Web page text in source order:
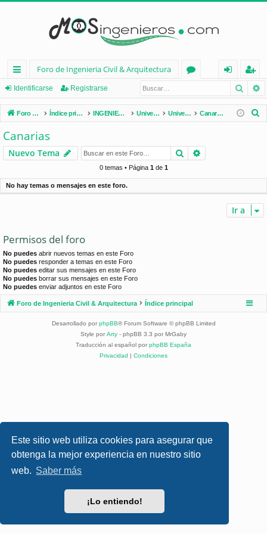
Este sitio web utiliza cookies para asegurar que
obtenga la mejor experiencia en nuestro sitio
web. Saber más
¡Lo entiendo!
nl
ac
es
rá
pi
d
Foro de Ingenieria Civil & Arquitectura
os
nt
ifi
e
eg
ist
ra
Identificarse Registrarse
Foro de Ingenieria Civil & Arquitectura Índice principal INGENIERÍA CIVIL (España) Universidades de España Universidades por Comunidades Canarias
r
Canarias
Nuevo Tema Buscar
0 temas • Página 1de 1
No hay temas o mensajes en este foro.
Ir a
Permisos del foro
No puedes abrir nuevos temas en este Foro
No puedes responder a temas en este Foro
No puedes editar sus mensajes en este Foro
No puedes borrar sus mensajes en este Foro
No puedes enviar adjuntos en este Foro
Foro de Ingenieria Civil & Arquitectura Índice principal
Desarrollado por phpBB® Forum Software © phpBB Limited
Style por Arty - phpBB 3.3 por MrGaby
Traducción al español por phpBB España
Privacidad | Condiciones